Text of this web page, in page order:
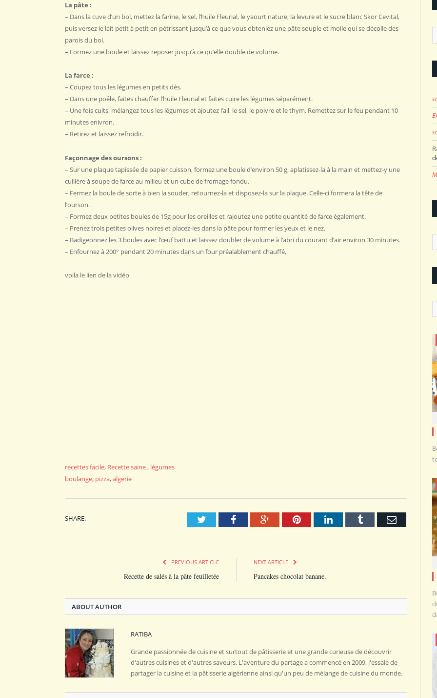
La pâte : ‎
– Dans la cuve d’un bol, mettez la farine, le sel, l’huile Fleurial, le yaourt nature, la ‎levure et le sucre blanc Skor Cevital,
puis ‎versez le lait petit à petit en pétrissant jusqu’à ce ‎que vous obteniez une pâte souple et molle qui ‎se décolle des
parois du bol. ‎
– Formez une boule et laissez reposer jusqu’à ce qu’elle double de ‎volume.‎
La farce :
– Coupez tous les légumes en petits dés.‎
– Dans une poêle, faites chauffer l’huile Fleurial et faites cuire les légumes ‎séparément.‎
– Une fois cuits, mélangez tous les légumes et ajoutez l’ail, le sel, le poivre et le thym. Remettez sur le feu ‎pendant 10
minutes enivron.‎
– Retirez et laissez refroidir.‎
Façonnage des oursons : ‎
– Sur une plaque tapissée de papier cuisson, formez une boule d’environ ‎‎50 g, aplatissez-la à la main ‎et mettez-y une
cuillère à soupe de farce au milieu et un ‎cube de fromage fondu. ‎
– Fermez la boule de sorte à bien la souder, retournez-la et disposez-la sur la plaque. Celle-ci formera ‎la tête de
l’ourson.‎
– Formez deux petites boules de 15g pour les oreilles et rajoutez une petite quantité de farce ‎également. ‎
– Prenez trois petites olives noires et placez-les dans la pâte pour former les yeux et le nez. ‎
– Badigeonnez les 3 boules avec l’œuf battu et laissez doubler de volume à ‎l’abri du courant d’air ‎environ 30 minutes. ‎
– Enfournez à 200° pendant 20 minutes dans un four préalablement chauffé,
voila le lien de la vidéo
recettes facile, Recette saine, légumes
boulange, pizza,algerie
SHARE. TwitterFacebookGoogle+PinterestLinkedInTumblr Email
PREVIOUS ARTICLE
Recette de salés à la pâte feuilletée
NEXT ARTICLE
Pancakes chocolat banane.
ABOUT AUTHOR
RATIBA
Grande passionnée de cuisine et surtout de pâtisserie et une grande curieuse de découvrir
d'autres cuisines et d'autres saveurs. L'aventure du partage a commencé en 2009, j'essaie de
partager la cuisine et la pâtisserie algérienne ainsi qu'un peu de mélange de cuisine du monde.